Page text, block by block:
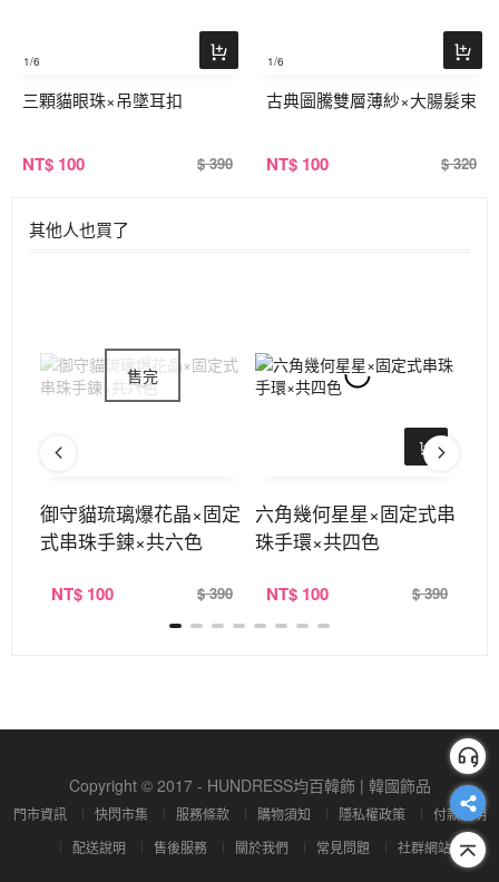
1/6
三顆貓眼珠×吊墜耳扣
NT$ 100 $ 390
1/6
古典圖騰雙層薄紗×大腸髮束
NT$ 100 $ 320
其他人也買了
御守貓琉璃爆花晶×固定
式串珠手鍊×共六色
NT$ 100 $ 390
六角幾何星星×固定式串
珠手環×共四色
NT$ 100 $ 390
Copyright © 2017 - HUNDRESS均百韓飾 | 韓國飾品
門市資訊 快閃市集 服務條款 購物須知 隱私權政策
付款說明
配送說明
售後服務 關於我們 常見問題 社群網站